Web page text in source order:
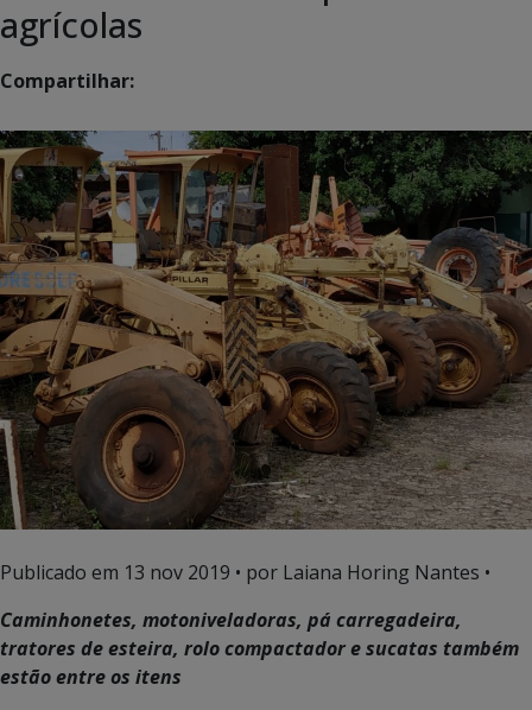
agrícolas
Compartilhar:
Publicado em 13 nov 2019 • por Laiana Horing Nantes •
Caminhonetes, motoniveladoras, pá carregadeira,
tratores de esteira, rolo compactador e sucatas também
estão entre os itens